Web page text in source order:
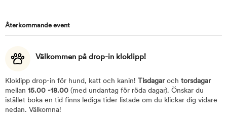
Återkommande event
Välkommen på drop-in kloklipp!
Kloklipp drop-in för hund, katt och kanin! Tisdagar och torsdagar
mellan 15.00 -18.00 (med undantag för röda dagar). Önskar du
istället boka en tid finns lediga tider listade om du klickar dig vidare
nedan. Välkomna!